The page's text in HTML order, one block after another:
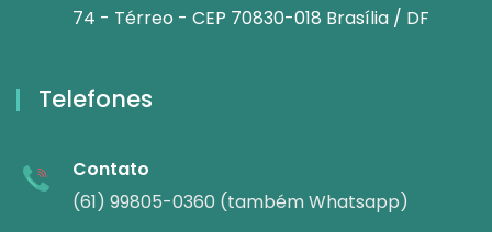
74 - Térreo - CEP 70830-018 Brasília / DF
Telefones
Contato
(61) 99805-0360 (também Whatsapp)